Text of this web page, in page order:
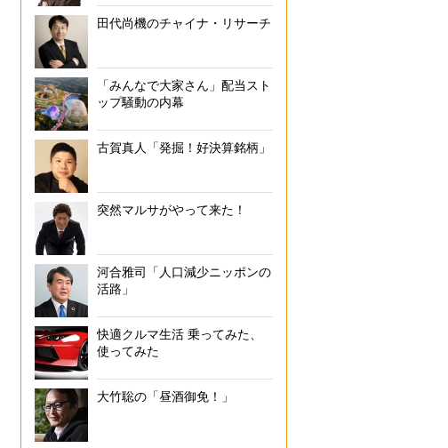
田代尚機のチャイナ・リサーチ
「みんなで大家さん」配当スト
ップ騒動の内幕
古賀真人「発掘！好決算銘柄」
突然マルサがやって来た！
河合雅司「人口減少ニッポンの
活路」
快適クルマ生活 乗ってみた、
使ってみた
大竹聡の「昼酒御免！」